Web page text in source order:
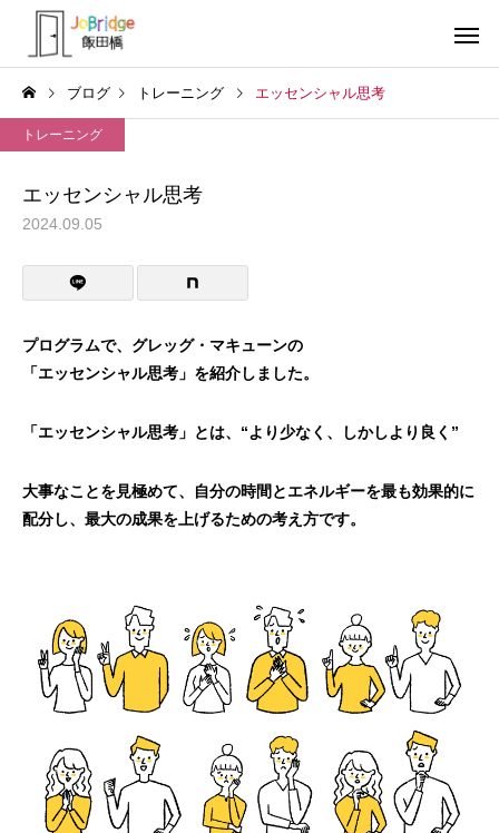
利用者の声
働き続けるための土台
ブログ トレーニング エッセンシャル思考
トレーニング
エッセンシャル思考
2024.09.05
プログラムで、グレッグ・マキューンの
「エッセンシャル思考」を紹介しました。
「エッセンシャル思考」とは、“より少なく、しかしより良く”
大事なことを見極めて、自分の時間とエネルギーを最も効果的に
配分し、最大の成果を上げるための考え方です。